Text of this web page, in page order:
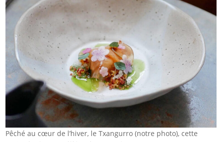
Pêché au cœur de l’hiver, le Txangurro (notre photo), cette